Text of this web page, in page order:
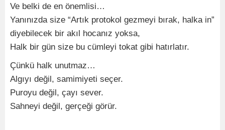
Ve belki de en önemlisi…
Yanınızda size “Artık protokol gezmeyi bırak, halka in”
diyebilecek bir akıl hocanız yoksa,
Halk bir gün size bu cümleyi tokat gibi hatırlatır.
Çünkü halk unutmaz…
Algıyı değil, samimiyeti seçer.
Puroyu değil, çayı sever.
Sahneyi değil, gerçeği görür.